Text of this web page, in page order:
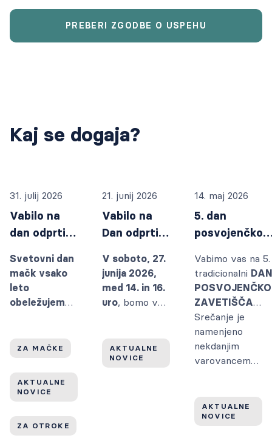
PREBERI ZGODBE O USPEHU
Kaj se dogaja?
31. julij 2026
Vabilo na
dan odprtih
Svetovnem
dnevu mačk
2026
Svetovni dan
mačk vsako
leto
obeležujemo
dan nameniti
njihovih
ZA MAČKE
AKTUALNE
NOVICE
ZA OTROKE
21. junij 2026
Vabilo na
Dan odprtih
Zavetišča
Ljubljana
V soboto, 27.
junija 2026,
med 14. in 16.
uro, bomo v
vrata za vse
tiste, ki si
AKTUALNE
NOVICE
14. maj 2026
5. dan
posvojenčkov
Ljubljana
Vabimo vas na 5.
tradicionalni DAN
ZAVETIŠČA
LJUBLJANA.
Srečanje je
namenjeno
nekdanjim
varovancem
njihovim
skrbnikom. To je
AKTUALNE
NOVICE